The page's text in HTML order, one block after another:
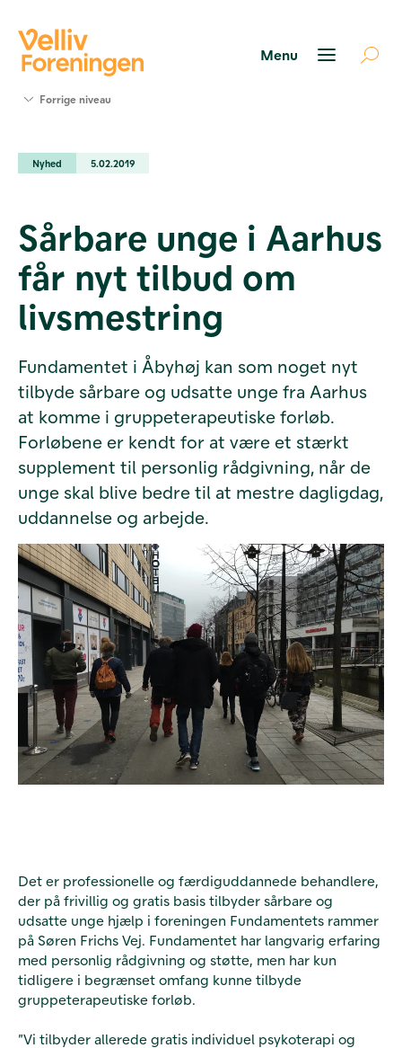
Værktøjer
Foreningen
Kontakt
os
Forrige niveau
Nyhed 5.02.2019
Sårbare unge i Aarhus
får nyt tilbud om
livsmestring
Fundamentet i Åbyhøj kan som noget nyt
tilbyde sårbare og udsatte unge fra Aarhus
at komme i gruppeterapeutiske forløb.
Forløbene er kendt for at være et stærkt
supplement til personlig rådgivning, når de
unge skal blive bedre til at mestre dagligdag,
uddannelse og arbejde.
Det er professionelle og færdiguddannede behandlere,
der på frivillig og gratis basis tilbyder sårbare og
udsatte unge hjælp i foreningen Fundamentets rammer
på Søren Frichs Vej. Fundamentet har langvarig erfaring
med personlig rådgivning og støtte, men har kun
tidligere i begrænset omfang kunne tilbyde
gruppeterapeutiske forløb.
”Vi tilbyder allerede gratis individuel psykoterapi og